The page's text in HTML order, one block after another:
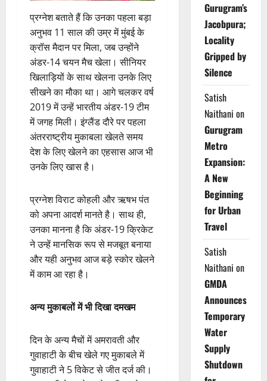
प्रग्नेश बताते हैं कि उनका पहला बड़ा
अनुभव 11 साल की उम्र में मुंबई के
क्रॉस मैदान पर मिला, जब उन्होंने
अंडर-14 चयन मैच खेला। सीनियर
खिलाड़ियों के साथ खेलना उनके लिए
सीखने का मौका था। आगे चलकर वर्ष
2019 में उन्हें भारतीय अंडर-19 टीम
में जगह मिली। इंग्लैंड दौरे पर पहला
अंतरराष्ट्रीय मुकाबला खेलते समय
देश के लिए खेलने का एहसास आज भी
उनके लिए खास है।
प्रग्नेश विराट कोहली और ऋषभ पंत
को अपना आदर्श मानते है। साथ ही,
उनका मानना है कि अंडर-19 क्रिकेट
ने उन्हें मानसिक रूप से मजबूत बनाया
और यही अनुभव आज बड़े स्कोर खेलने
में काम आ रहा है।
अन्य मुकाबलों में भी दिखा दमखम
दिन के अन्य मैचों में अमरावती और
गुवाहाटी के बीच खेले गए मुकाबले में
गुवाहाटी ने 5 विकेट से जीत दर्ज की।
Gurugram’s
Jacobpura;
Locality
Gripped by
Silence
Satish
Naithani on
Gurugram
Metro
Expansion:
A New
Beginning
for Urban
Travel
Satish
Naithani on
GMDA
Announces
Temporary
Water
Supply
Shutdown